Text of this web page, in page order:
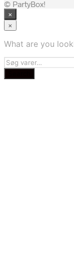
© PartyBox!
×
×
What are you